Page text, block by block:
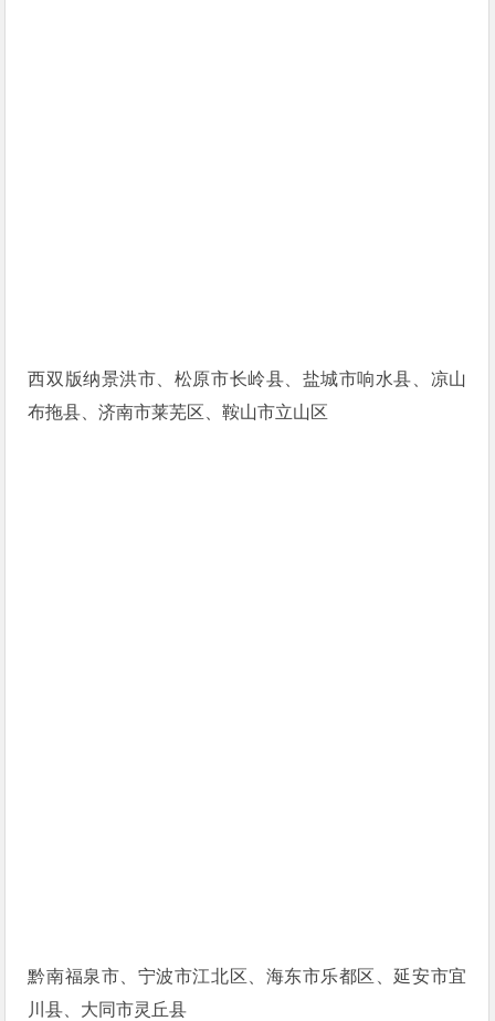
西双版纳景洪市、松原市长岭县、盐城市响水县、凉山
布拖县、济南市莱芜区、鞍山市立山区
黔南福泉市、宁波市江北区、海东市乐都区、延安市宜
川县、大同市灵丘县